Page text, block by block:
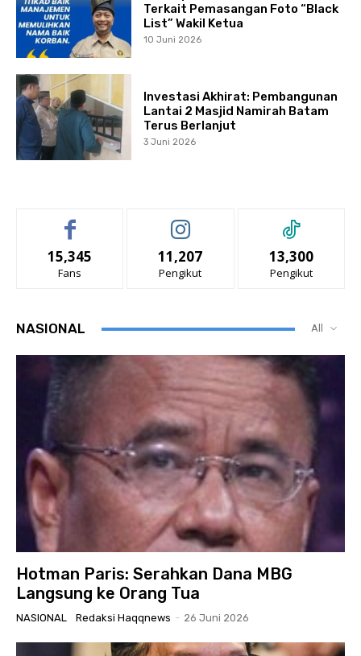
Terkait Pemasangan Foto “Black
List” Wakil Ketua
10 Juni 2026
Investasi Akhirat: Pembangunan
Lantai 2 Masjid Namirah Batam
Terus Berlanjut
3 Juni 2026
15,345
Fans
11,207
Pengikut
13,300
Pengikut
NASIONAL All
Hotman Paris: Serahkan Dana MBG
Langsung ke Orang Tua
NASIONAL Redaksi Haqqnews - 26 Juni 2026